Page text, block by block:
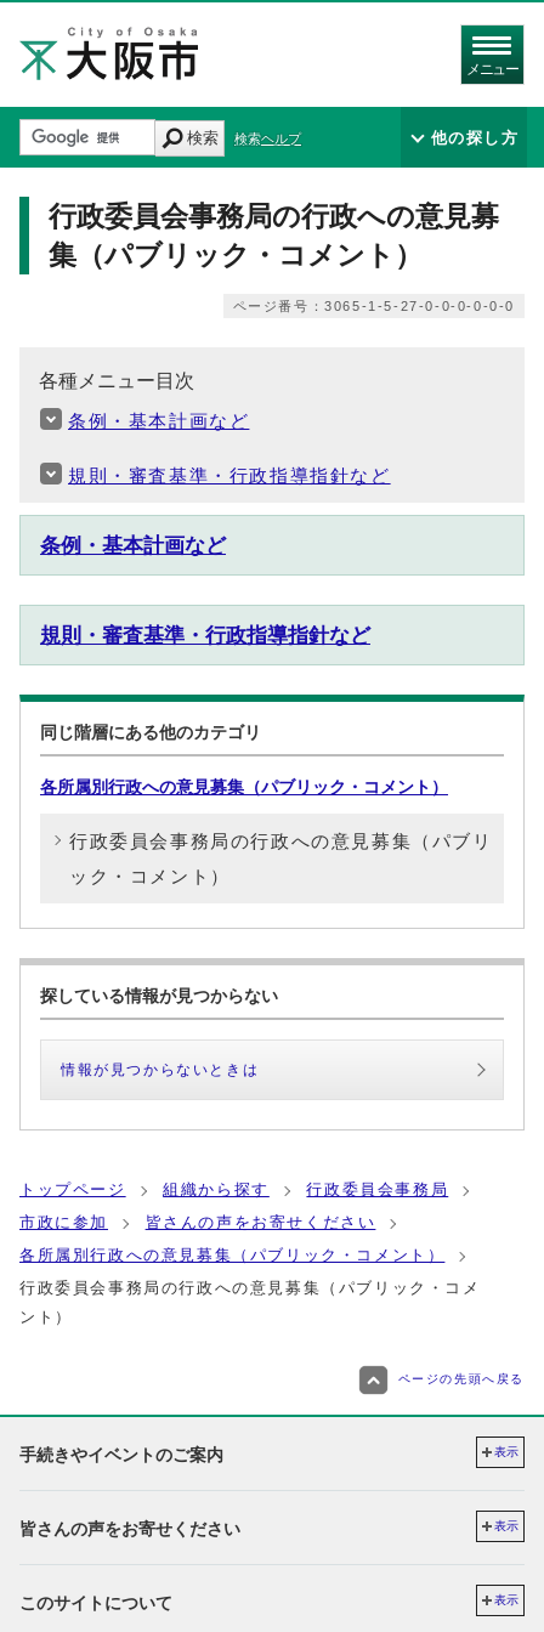
メニュー
検索 検索ヘルプ 他の探し方
行政委員会事務局の行政への意見募
集（パブリック・コメント）
ページ番号：3065-1-5-27-0-0-0-0-0-0
各種メニュー目次
条例・基本計画など
規則・審査基準・行政指導指針など
条例・基本計画など
規則・審査基準・行政指導指針など
同じ階層にある他のカテゴリ
各所属別行政への意見募集（パブリック・コメント）
行政委員会事務局の行政への意見募集（パブリ
ック・コメント）
探している情報が見つからない
情報が見つからないときは
トップページ 組織から探す
行政委員会事務局
市政に参加
皆さんの声をお寄せください
各所属別行政への意見募集（パブリック・コメント）
行政委員会事務局の行政への意見募集（パブリック・コメ
ント）
ページの先頭へ戻る
手続きやイベントのご案内 表示
皆さんの声をお寄せください 表示
このサイトについて 表示